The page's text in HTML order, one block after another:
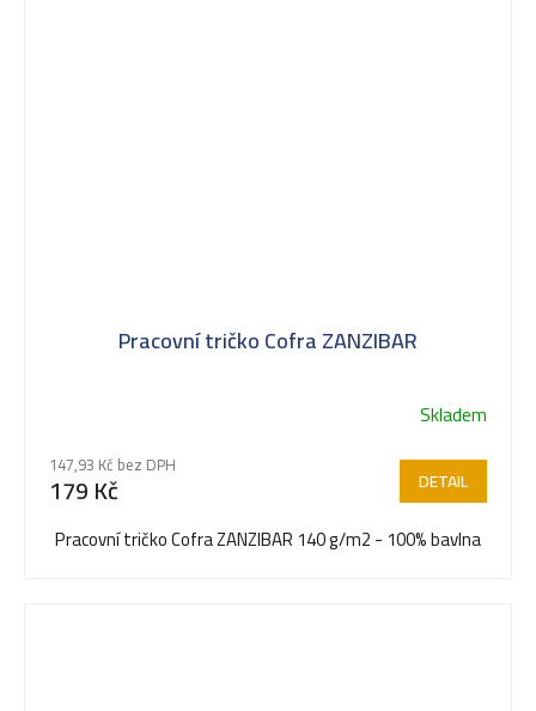
Pracovní tričko Cofra ZANZIBAR
Skladem
147,93 Kč bez DPH
179 Kč DETAIL
Pracovní tričko Cofra ZANZIBAR 140 g/m2 - 100% bavlna